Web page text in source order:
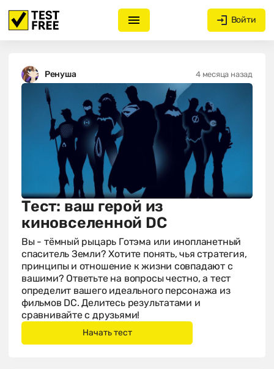
Войти
Ренуша 4 месяца назад
Тест: ваш герой из
киновселенной DC
Вы - тёмный рыцарь Готэма или инопланетный
спаситель Земли? Хотите понять, чья стратегия,
принципы и отношение к жизни совпадают с
вашими? Ответьте на вопросы честно, а тест
определит вашего идеального персонажа из
фильмов DC. Делитесь результатами и
сравнивайте с друзьями!